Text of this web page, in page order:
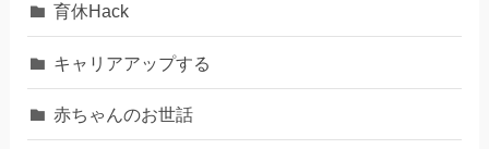
育休Hack
キャリアアップする
赤ちゃんのお世話